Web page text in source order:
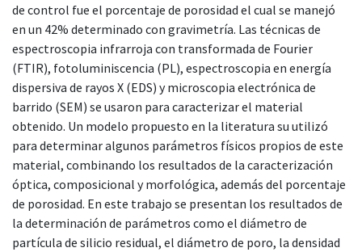
de control fue el porcentaje de porosidad el cual se manejó
en un 42% determinado con gravimetría. Las técnicas de
espectroscopia infrarroja con transformada de Fourier
(FTIR), fotoluminiscencia (PL), espectroscopia en energía
dispersiva de rayos X (EDS) y microscopia electrónica de
barrido (SEM) se usaron para caracterizar el material
obtenido. Un modelo propuesto en la literatura su utilizó
para determinar algunos parámetros físicos propios de este
material, combinando los resultados de la caracterización
óptica, composicional y morfológica, además del porcentaje
de porosidad. En este trabajo se presentan los resultados de
la determinación de parámetros como el diámetro de
partícula de silicio residual, el diámetro de poro, la densidad